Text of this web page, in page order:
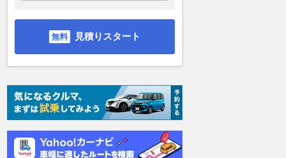
見積りスタート